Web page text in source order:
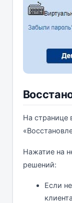
На странице
Нажатие на
решений:
Если